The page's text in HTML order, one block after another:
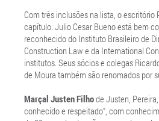
Com três inclusões na lista, o
capítulo. Julio Cesar Bueno está bem
reconhecido do Instituto Brasileiro de
Construction Law e da International
institutos. Seus sócios e colegas
de Moura também são renomados por
Marçal Justen Filhode Justen,
conhecido e respeitado”, com